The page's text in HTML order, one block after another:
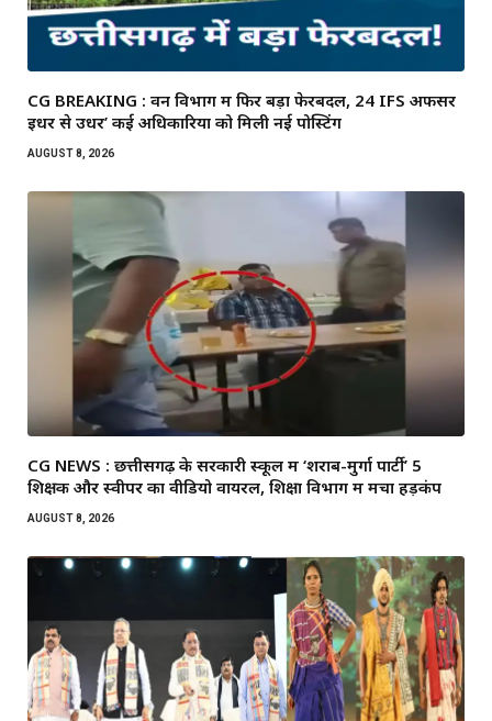
CG BREAKING : वन विभाग में फिर बड़ा फेरबदल, 24 IFS अफसर
इधर से उधर’ कई अधिकारियों को मिली नई पोस्टिंग
AUGUST 8, 2026
CG NEWS : छत्तीसगढ़ के सरकारी स्कूल में ‘शराब-मुर्गा पार्टी’ 5
शिक्षक और स्वीपर का वीडियो वायरल, शिक्षा विभाग में मचा हड़कंप
AUGUST 8, 2026